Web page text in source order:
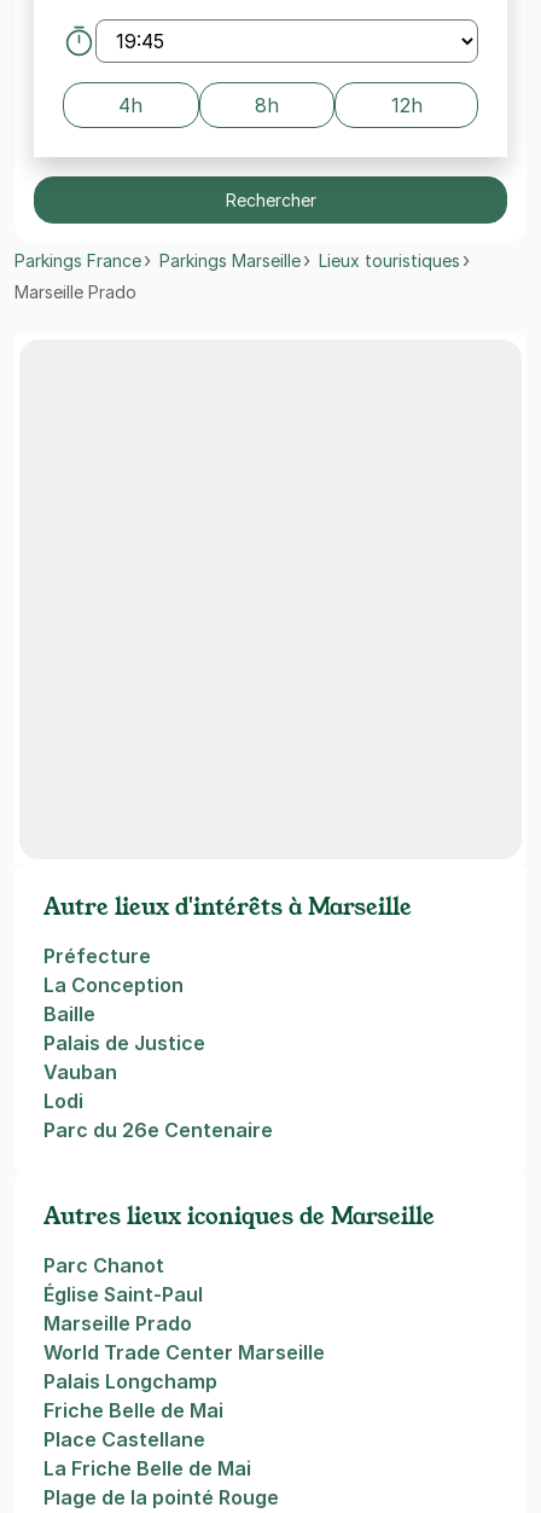
4h 8h 12h
Rechercher
Parkings France Parkings Marseille
Lieux touristiques
Marseille Prado
Autre lieux d'intérêts à Marseille
Préfecture
La Conception
Baille
Palais de Justice
Vauban
Lodi
Parc du 26e Centenaire
Autres lieux iconiques de Marseille
Parc Chanot
Église Saint-Paul
Marseille Prado
World Trade Center Marseille
Palais Longchamp
Friche Belle de Mai
Place Castellane
La Friche Belle de Mai
Plage de la pointé Rouge